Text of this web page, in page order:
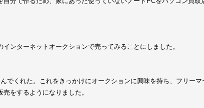
ンターネットオークションで売ってみることにしました。
でくれた。これをきっかけにオークションに興味を持ち、フリーマ
をするようになりました。